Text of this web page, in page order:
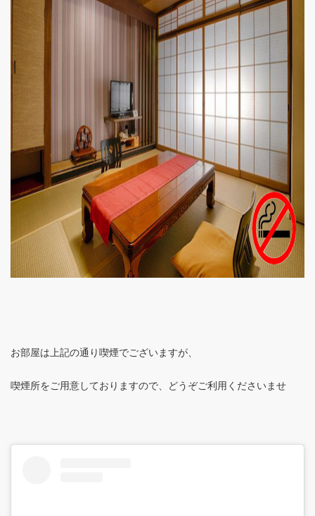
お部屋は上記の通り喫煙でございますが、
喫煙所をご用意しておりますので、どうぞご利用くださいませ